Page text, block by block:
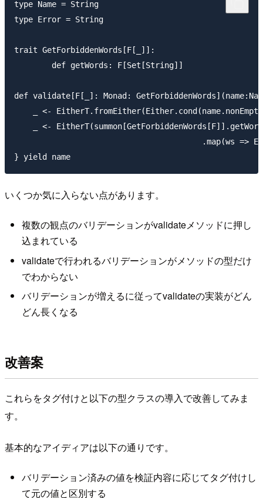
type Name = String
type Error = String
trait GetForbiddenWords[F[_]]:
def validate[F[_]: Monad:
_ <-
_ <-
いくつか気に入らない点があります。
複数の観点のバリデーションがvalidateメソッドに押し
込まれている
validateで行われるバリデーションがメソッドの型だけ
でわからない
バリデーションが増えるに従ってvalidateの実装がどん
どん長くなる
改善案
これらをタグ付けと以下の型クラスの導入で改善してみま
す。
基本的なアイディアは以下の通りです。
バリデーション済みの値を検証内容に応じてタグ付けし
て元の値と区別する